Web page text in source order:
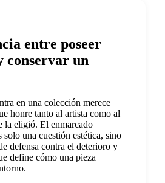
entre poseer
conservar un
en una colección merece
honre tanto al artista como al
la eligió. El enmarcado
solo una cuestión estética, sino
defensa contra el deterioro y
define cómo una pieza